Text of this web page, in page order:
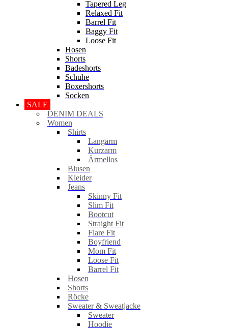
Tapered Leg
Relaxed Fit
Barrel Fit
Baggy Fit
Loose Fit
Hosen
Shorts
Badeshorts
Schuhe
Boxershorts
Socken
SALE
DENIM DEALS
Women
Shirts
Langarm
Kurzarm
Ärmellos
Blusen
Kleider
Jeans
Skinny Fit
Slim Fit
Bootcut
Straight Fit
Flare Fit
Boyfriend
Mom Fit
Loose Fit
Barrel Fit
Hosen
Shorts
Röcke
Sweater & Sweatjacke
Sweater
Hoodie